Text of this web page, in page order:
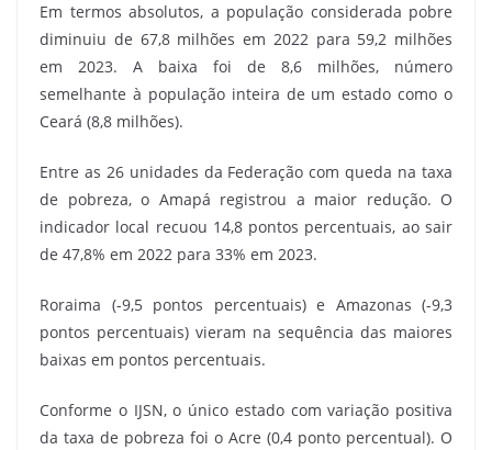
Em termos absolutos, a população considerada pobre
diminuiu de 67,8 milhões em 2022 para 59,2 milhões
em 2023. A baixa foi de 8,6 milhões, número
semelhante à população inteira de um estado como o
Ceará (8,8 milhões).
Entre as 26 unidades da Federação com queda na taxa
de pobreza, o Amapá registrou a maior redução. O
indicador local recuou 14,8 pontos percentuais, ao sair
de 47,8% em 2022 para 33% em 2023.
Roraima (-9,5 pontos percentuais) e Amazonas (-9,3
pontos percentuais) vieram na sequência das maiores
baixas em pontos percentuais.
Conforme o IJSN, o único estado com variação positiva
da taxa de pobreza foi o Acre (0,4 ponto percentual). O